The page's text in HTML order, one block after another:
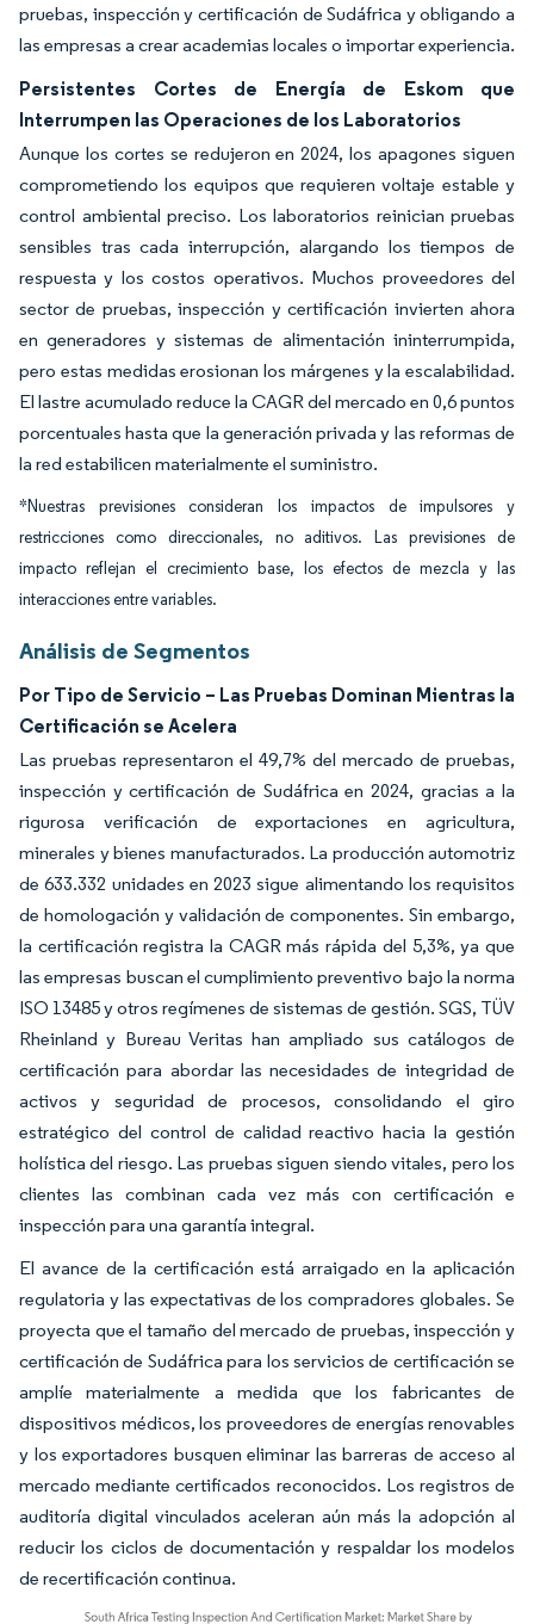
pruebas, inspección y certificación de Sudáfrica y obligando a
las empresas a crear academias locales o importar experiencia.
Persistentes Cortes de Energía de Eskom que
Interrumpen las Operaciones de los Laboratorios
Aunque los cortes se redujeron en 2024, los apagones siguen
comprometiendo los equipos que requieren voltaje estable y
control ambiental preciso. Los laboratorios reinician pruebas
sensibles tras cada interrupción, alargando los tiempos de
respuesta y los costos operativos. Muchos proveedores del
sector de pruebas, inspección y certificación invierten ahora
en generadores y sistemas de alimentación ininterrumpida,
pero estas medidas erosionan los márgenes y la escalabilidad.
El lastre acumulado reduce la CAGR del mercado en 0,6 puntos
porcentuales hasta que la generación privada y las reformas de
la red estabilicen materialmente el suministro.
*Nuestras previsiones consideran los impactos de impulsores y
restricciones como direccionales, no aditivos. Las previsiones de
impacto reflejan el crecimiento base, los efectos de mezcla y las
interacciones entre variables.
Análisis de Segmentos
Por Tipo de Servicio – Las Pruebas Dominan Mientras la
Certificación se Acelera
Las pruebas representaron el 49,7% del mercado de pruebas,
inspección y certificación de Sudáfrica en 2024, gracias a la
rigurosa verificación de exportaciones en agricultura,
minerales y bienes manufacturados. La producción automotriz
de 633.332 unidades en 2023 sigue alimentando los requisitos
de homologación y validación de componentes. Sin embargo,
la certificación registra la CAGR más rápida del 5,3%, ya que
las empresas buscan el cumplimiento preventivo bajo la norma
ISO 13485 y otros regímenes de sistemas de gestión. SGS, TÜV
Rheinland y Bureau Veritas han ampliado sus catálogos de
certificación para abordar las necesidades de integridad de
activos y seguridad de procesos, consolidando el giro
estratégico del control de calidad reactivo hacia la gestión
holística del riesgo. Las pruebas siguen siendo vitales, pero los
clientes las combinan cada vez más con certificación e
inspección para una garantía integral.
El avance de la certificación está arraigado en la aplicación
regulatoria y las expectativas de los compradores globales. Se
proyecta que el tamaño del mercado de pruebas, inspección y
certificación de Sudáfrica para los servicios de certificación se
amplíe materialmente a medida que los fabricantes de
dispositivos médicos, los proveedores de energías renovables
y los exportadores busquen eliminar las barreras de acceso al
mercado mediante certificados reconocidos. Los registros de
auditoría digital vinculados aceleran aún más la adopción al
reducir los ciclos de documentación y respaldar los modelos
de recertificación continua.